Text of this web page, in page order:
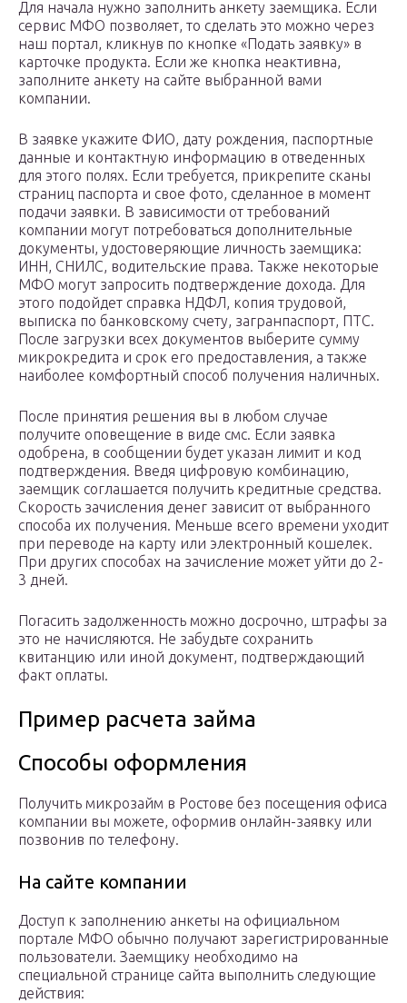
Для начала нужно заполнить анкету заемщика. Если
сервис МФО позволяет, то сделать это можно через
наш портал, кликнув по кнопке «Подать заявку» в
карточке продукта. Если же кнопка неактивна,
заполните анкету на сайте выбранной вами
компании.
В заявке укажите ФИО, дату рождения, паспортные
данные и контактную информацию в отведенных
для этого полях. Если требуется, прикрепите сканы
страниц паспорта и свое фото, сделанное в момент
подачи заявки. В зависимости от требований
компании могут потребоваться дополнительные
документы, удостоверяющие личность заемщика:
ИНН, СНИЛС, водительские права. Также некоторые
МФО могут запросить подтверждение дохода. Для
этого подойдет справка НДФЛ, копия трудовой,
выписка по банковскому счету, загранпаспорт, ПТС.
После загрузки всех документов выберите сумму
микрокредита и срок его предоставления, а также
наиболее комфортный способ получения наличных.
После принятия решения вы в любом случае
получите оповещение в виде смс. Если заявка
одобрена, в сообщении будет указан лимит и код
подтверждения. Введя цифровую комбинацию,
заемщик соглашается получить кредитные средства.
Скорость зачисления денег зависит от выбранного
способа их получения. Меньше всего времени уходит
при переводе на карту или электронный кошелек.
При других способах на зачисление может уйти до 2-
3 дней.
Погасить задолженность можно досрочно, штрафы за
это не начисляются. Не забудьте сохранить
квитанцию или иной документ, подтверждающий
факт оплаты.
Пример расчета займа
Способы оформления
Получить микрозайм в Ростове без посещения офиса
компании вы можете, оформив онлайн-заявку или
позвонив по телефону.
На сайте компании
Доступ к заполнению анкеты на официальном
портале МФО обычно получают зарегистрированные
пользователи. Заемщику необходимо на
специальной странице сайта выполнить следующие
действия: